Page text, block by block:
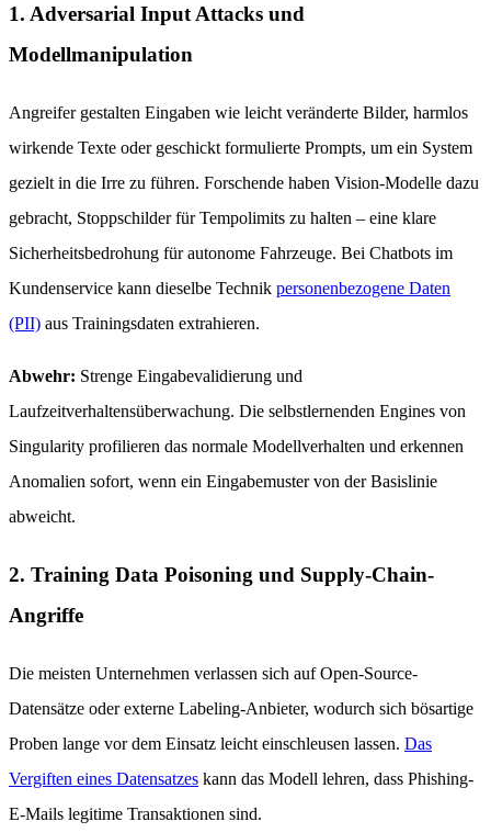
1. Adversarial Input Attacks und
Modellmanipulation
Angreifer gestalten Eingaben wie leicht veränderte Bilder, harmlos
wirkende Texte oder geschickt formulierte Prompts, um ein System
gezielt in die Irre zu führen. Forschende haben Vision-Modelle dazu
gebracht, Stoppschilder für Tempolimits zu halten – eine klare
Sicherheitsbedrohung für autonome Fahrzeuge. Bei Chatbots im
Kundenservice kann dieselbe Technik personenbezogene Daten
(PII) aus Trainingsdaten extrahieren.
Abwehr: Strenge Eingabevalidierung und
Laufzeitverhaltensüberwachung. Die selbstlernenden Engines von
Singularity profilieren das normale Modellverhalten und erkennen
Anomalien sofort, wenn ein Eingabemuster von der Basislinie
abweicht.
2. Training Data Poisoning und Supply-Chain-
Angriffe
Die meisten Unternehmen verlassen sich auf Open-Source-
Datensätze oder externe Labeling-Anbieter, wodurch sich bösartige
Proben lange vor dem Einsatz leicht einschleusen lassen. Das
Vergiften eines Datensatzes kann das Modell lehren, dass Phishing-
E-Mails legitime Transaktionen sind.